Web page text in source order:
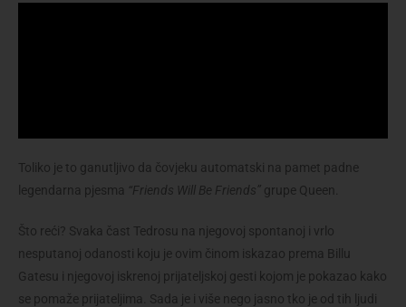
Toliko je to ganutljivo da čovjeku automatski na pamet padne
legendarna pjesma “Friends Will Be Friends” grupe Queen.
Što reći? Svaka čast Tedrosu na njegovoj spontanoj i vrlo
nesputanoj odanosti koju je ovim činom iskazao prema Billu
Gatesu i njegovoj iskrenoj prijateljskoj gesti kojom je pokazao kako
se pomaže prijateljima. Sada je i više nego jasno tko je od tih ljudi